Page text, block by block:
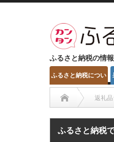
ふるさと納税の情
ふるさと納税につい
て
返礼
ふるさと納税